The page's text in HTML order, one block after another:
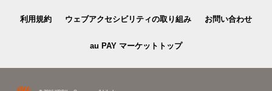
利用規約 ウェブアクセシビリティの取り組み お問い合わせ
au PAY マーケットトップ